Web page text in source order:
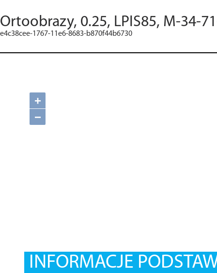
Ortoobrazy, 0.25, LPIS85, M-34-
e4c38cee-1767-11e6-8683-b870f44b6730
+
−
INFORMACJE